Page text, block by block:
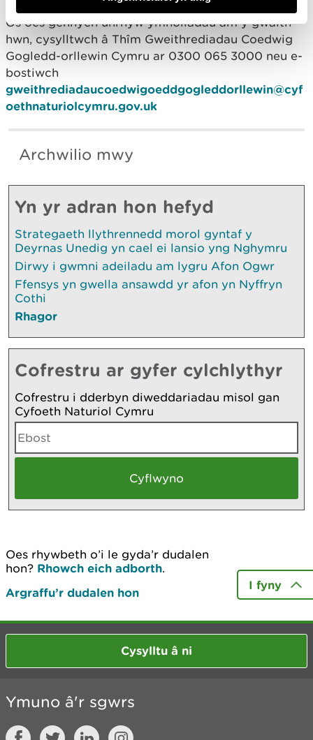
Os oes gennych unrhyw ymholiadau am y gwaith
hwn, cysylltwch â Thîm Gweithrediadau Coedwig
Gogledd-orllewin Cymru ar 0300 065 3000 neu e-
bostiwch
gweithrediadaucoedwigoeddgogleddorllewin@cyf
oethnaturiolcymru.gov.uk
Archwilio mwy
Yn yr adran hon hefyd
Strategaeth llythrennedd morol gyntaf y
Deyrnas Unedig yn cael ei lansio yng Nghymru
Dirwy i gwmni adeiladu am lygru Afon Ogwr
Ffensys yn gwella ansawdd yr afon yn Nyffryn
Cothi
Rhagor
Cofrestru ar gyfer cylchlythyr
Cofrestru i dderbyn diweddariadau misol gan
Cyfoeth Naturiol Cymru
Oes rhywbeth o’i le gyda’r dudalen
hon? Rhowch eich adborth.
Argraffu’r dudalen hon
I fyny
Cysylltu â ni
Ymuno â'r sgwrs